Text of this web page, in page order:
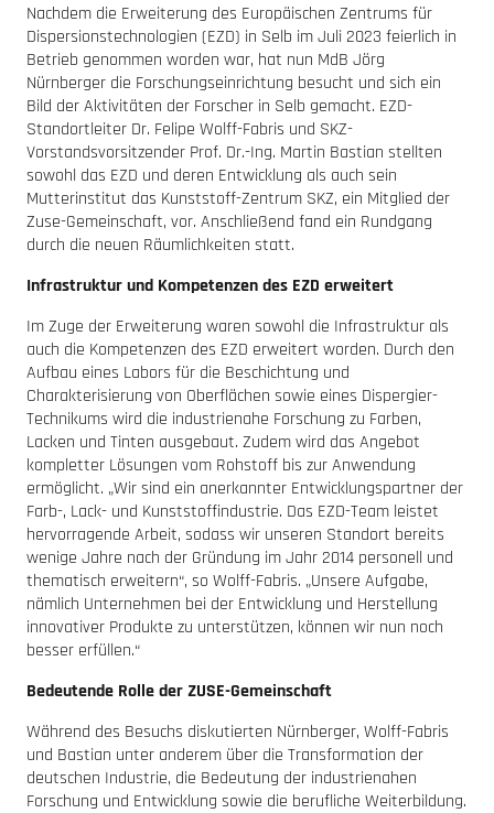
Nachdem die Erweiterung des Europäischen Zentrums für
Dispersionstechnologien (EZD) in Selb im Juli 2023 feierlich in
Betrieb genommen worden war, hat nun MdB Jörg
Nürnberger die Forschungseinrichtung besucht und sich ein
Bild der Aktivitäten der Forscher in Selb gemacht. EZD-
Standortleiter Dr. Felipe Wolff-Fabris und SKZ-
Vorstandsvorsitzender Prof. Dr.-Ing. Martin Bastian stellten
sowohl das EZD und deren Entwicklung als auch sein
Mutterinstitut das Kunststoff-Zentrum SKZ, ein Mitglied der
Zuse-Gemeinschaft, vor. Anschließend fand ein Rundgang
durch die neuen Räumlichkeiten statt.
Infrastruktur und Kompetenzen des EZD erweitert
Im Zuge der Erweiterung waren sowohl die Infrastruktur als
auch die Kompetenzen des EZD erweitert worden. Durch den
Aufbau eines Labors für die Beschichtung und
Charakterisierung von Oberflächen sowie eines Dispergier-
Technikums wird die industrienahe Forschung zu Farben,
Lacken und Tinten ausgebaut. Zudem wird das Angebot
kompletter Lösungen vom Rohstoff bis zur Anwendung
ermöglicht. „Wir sind ein anerkannter Entwicklungspartner der
Farb-, Lack- und Kunststoffindustrie. Das EZD-Team leistet
hervorragende Arbeit, sodass wir unseren Standort bereits
wenige Jahre nach der Gründung im Jahr 2014 personell und
thematisch erweitern“, so Wolff-Fabris. „Unsere Aufgabe,
nämlich Unternehmen bei der Entwicklung und Herstellung
innovativer Produkte zu unterstützen, können wir nun noch
besser erfüllen.“
Bedeutende Rolle der ZUSE-Gemeinschaft
Während des Besuchs diskutierten Nürnberger, Wolff-Fabris
und Bastian unter anderem über die Transformation der
deutschen Industrie, die Bedeutung der industrienahen
Forschung und Entwicklung sowie die berufliche Weiterbildung.